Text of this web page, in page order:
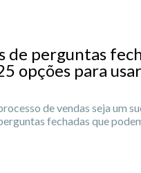
de perguntas
opções para
de vendas seja um
fechadas que